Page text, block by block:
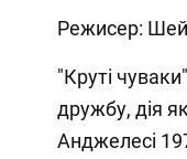
Режисер:
"Круті
дружбу, дія
Анджелесі